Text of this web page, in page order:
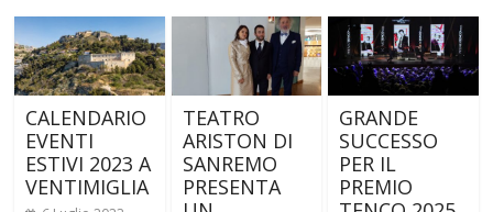
CALENDARIO
EVENTI
ESTIVI 2023 A
VENTIMIGLIA
TEATRO
ARISTON DI
SANREMO
PRESENTA
GRANDE
SUCCESSO
PER IL
PREMIO